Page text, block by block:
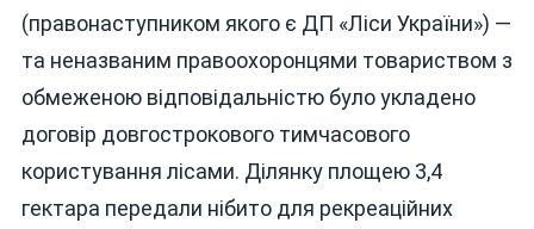
(правонаступником якого є ДП «Ліси України») —
та неназваним правоохоронцями товариством з
обмеженою відповідальністю було укладено
договір довгострокового тимчасового
користування лісами. Ділянку площею 3,4
гектара передали нібито для рекреаційних